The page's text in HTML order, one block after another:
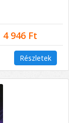
4 946 Ft
Részletek